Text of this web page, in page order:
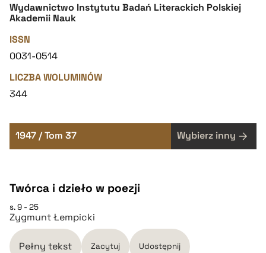
Wydawnictwo Instytutu Badań Literackich Polskiej
Akademii Nauk
ISSN
0031-0514
LICZBA WOLUMINÓW
344
1947 / Tom 37 Wybierz inny
Twórca i dzieło w poezji
s. 9 - 25
Zygmunt Łempicki
Pełny tekst Zacytuj Udostępnij